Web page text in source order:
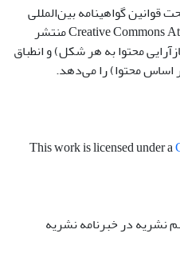
قوانین گواهینامه بین‌المللی
Creative Commons Attribution 4.0 International License منتشر
محتوا به هر شکل) و انطباق
اساس محتوا) را می‌دهد.
This work is licensed under a
نشریه در خبرنامه نشریه